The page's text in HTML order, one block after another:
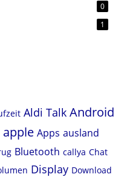
0
1
Aldi Talk Android
apple Apps ausland
Bluetooth callya Chat
Display Download